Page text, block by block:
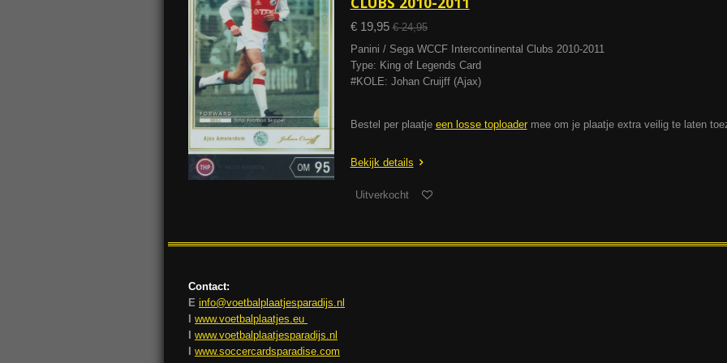
€ 19,95 € 24,95
Panini / Sega WCCF Intercontinental Clubs 2010-2011
Type: King of Legends Card
#KOLE: Johan Cruijff (Ajax)
Bestel per plaatje een losse toploadermee om je plaatje extra veilig te laten
Bekijk details
Uitverkocht
Contact:
E info@voetbalplaatjesparadijs.nl
www.voetbalplaatjes.eu
www.voetbalplaatjesparadijs.nl
www.soccercardsparadise.com